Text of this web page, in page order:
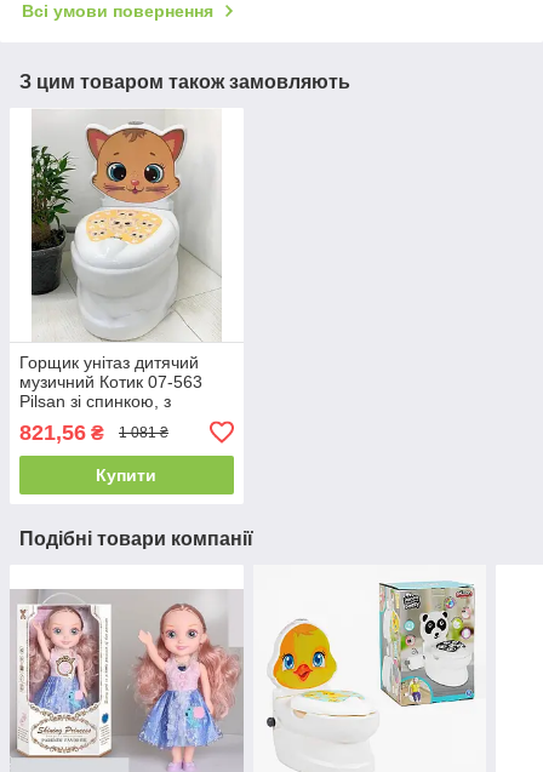
Всі умови повернення
З цим товаром також замовляють
Горщик унітаз дитячий
музичний Котик 07-563
Pilsan зі спинкою, з
тримачем для паперу, зі
звуком води
821,56 ₴ 1 081 ₴
Купити
Подібні товари компанії